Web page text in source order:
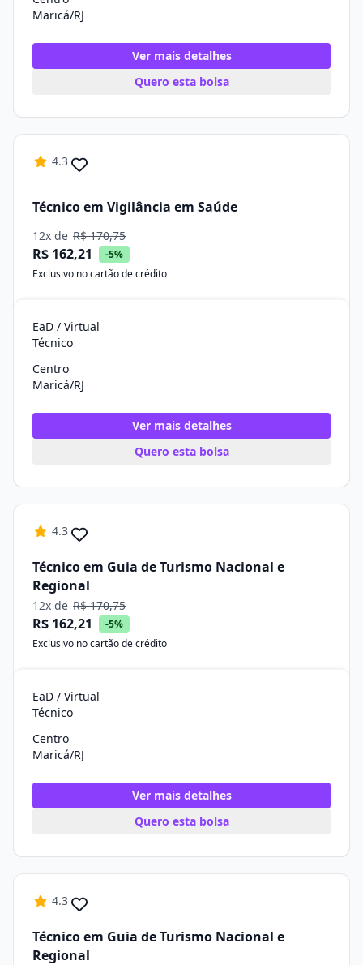
Maricá/RJ
Ver mais detalhes
Quero esta bolsa
4.3
Técnico em Vigilância em Saúde
12x de R$ 170,75
R$ 162,21
-5%
Exclusivo no cartão de crédito
EaD / Virtual
Técnico
Centro
Maricá/RJ
Ver mais detalhes
Quero esta bolsa
4.3
Técnico em Guia de Turismo Nacional e
Regional
12x de R$ 170,75
R$ 162,21
-5%
Exclusivo no cartão de crédito
EaD / Virtual
Técnico
Centro
Maricá/RJ
Ver mais detalhes
Quero esta bolsa
4.3
Técnico em Guia de Turismo Nacional e
Regional